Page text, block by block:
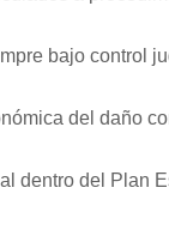
bajo control
del daño
dentro del Plan